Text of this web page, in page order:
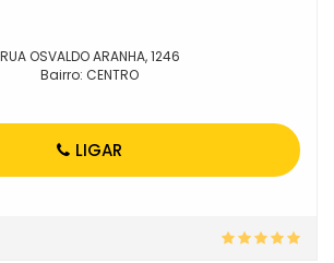
RUA OSVALDO ARANHA, 1246
Bairro: CENTRO
LIGAR